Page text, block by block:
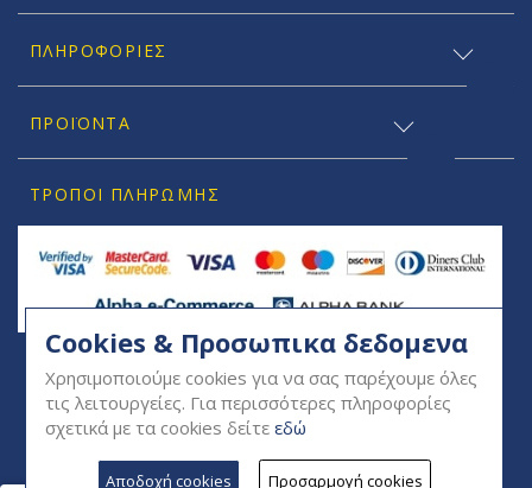
ΠΛΗΡΟΦΟΡΊΕΣ
ΠΡΟΪΟΝΤΑ
ΤΡΌΠΟΙ ΠΛΗΡΩΜΉΣ
SOCIAL
Cookies & Προσωπικα δεδομενα
Χρησιμοποιούμε cookies για να σας παρέχουμε όλες
τις λειτουργείες. Για περισσότερες πληροφορίες
σχετικά με τα cookies δείτε εδώ
Αποδοχή cookies Προσαρμογή cookies